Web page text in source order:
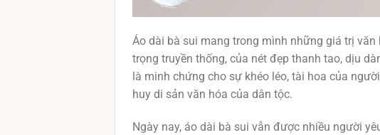
Áo dài bà sui mang trong mình những giá trị
trọng truyền thống, của nét đẹp thanh tao, dịu
là minh chứng cho sự khéo léo, tài hoa của
huy di sản văn hóa của dân tộc.
Ngày nay, áo dài bà sui vẫn được nhiều người